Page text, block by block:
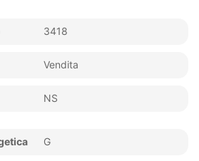
3418
Vendita
NS
G